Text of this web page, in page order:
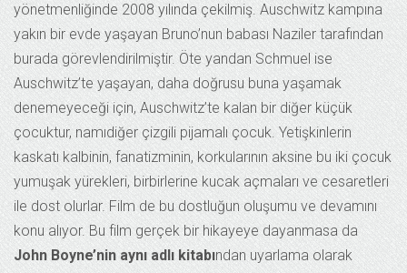
yönetmenliğinde 2008 yılında çekilmiş. Auschwitz kampına
yakın bir evde yaşayan Bruno’nun babası Naziler tarafından
burada görevlendirilmiştir. Öte yandan Schmuel ise
Auschwitz’te yaşayan, daha doğrusu buna yaşamak
denemeyeceği için, Auschwitz’te kalan bir diğer küçük
çocuktur, namıdiğer çizgili pijamalı çocuk. Yetişkinlerin
kaskatı kalbinin, fanatizminin, korkularının aksine bu iki çocuk
yumuşak yürekleri, birbirlerine kucak açmaları ve cesaretleri
ile dost olurlar. Film de bu dostluğun oluşumu ve devamını
konu alıyor. Bu film gerçek bir hikayeye dayanmasa da
John Boyne’nin aynı adlı kitabından uyarlama olarak